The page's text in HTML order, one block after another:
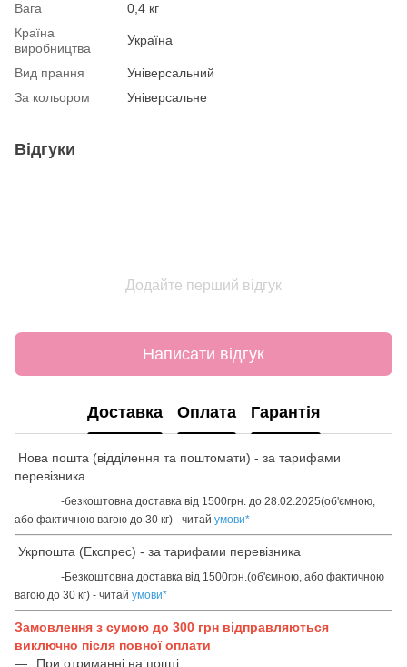
Вага
0,4 кг
Країна
виробництва
Україна
Вид прання
Універсальний
За кольором
Універсальне
Відгуки
Додайте перший відгук
Написати відгук
Доставка Оплата Гарантія
Нова пошта (відділення та поштомати) - за тарифами
перевізника
-безкоштовна доставка від 1500грн. до 28.02.2025(об'ємною,
або фактичною вагою до 30 кг) - читай умови*
Укрпошта (Експрес) - за тарифами перевізника
-Безкоштовна доставка від 1500грн.(об'ємною, або фактичною
вагою до 30 кг) - читай умови*
Замовлення з сумою до 300 грн відправляються
виключно після повної оплати
При отриманні на пошті